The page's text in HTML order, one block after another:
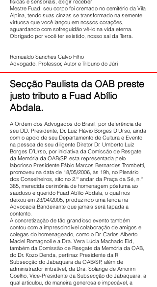
físicas e sensoriais, exigir receber.
Mestre Fuad: seu corpo foi cremado no cemitério da Vila
Alpina, tendo suas cinzas se transformado na semente
virtuosa que você lançou em nossos corações,
aguardando com sofreguidão vê-lo na vida eterna.
Obrigado por você ter existido, nosso sal da Terra.
Romualdo Sanches Calvo Filho
Advogado, Professor, Autor e Tribuno do Júri
Secção Paulista da OAB preste
justo tributo a Fuad Abílio
Abdala.
A Ordem dos Advogados do Brasil, por deferência de
seu DD. Presidente, Dr. Luiz Flávio Borges D’Urso, ainda
com o apoio de seu Departamento de Cultura e Evento,
na pessoa de seu diligente Diretor Dr. Umberto Luiz
Borges D’Urso, por iniciativa da Comissão de Resgate
da Memória da OAB/SP, esta representada pelo
laborioso Presidente Fábio Marcos Bernardes Trombetti,
promoveu na data de 18/05/2006, às 19h, no Plenário
dos Conselheiros, sito no 2.º andar da Praça da Sé, n.º
385, merecida cerimônia de homenagem póstuma ao
saudoso e querido Fuad Abílio Abdala, o qual nos
deixou em 23/04/2005, produzindo uma fenda na
Advocacia Bandeirante que jamais será tapada a
contento.
A concretização de tão grandioso evento também
contou com a imprescindível colaboração de amigos e
colegas do homenageado, como o Dr. Carlos Alberto
Maciel Romagnoli e a Dra. Vera Lúcia Machado Eid,
também da Comissão de Resgate da Memória da OAB,
do Dr. Kozo Denda, pertinaz Presidente da R.
Subsecção do Jabaquara da OAB/SP, além de
administrador imbatível, da Dra. Solange de Amorim
Coelho, Vice-Presidente da Subsecção do Jabaquara, a
qual articulou, de maneira generosa e impecável, a